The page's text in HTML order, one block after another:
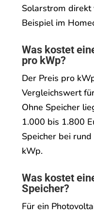
Solarstrom direkt
Beispiel im
Was kostet
pro kWp?
Der Preis pro
Vergleichswert
Ohne Speicher
1.000 bis 1.800
Speicher bei
kWp.
Was kostet
Speicher?
Für ein